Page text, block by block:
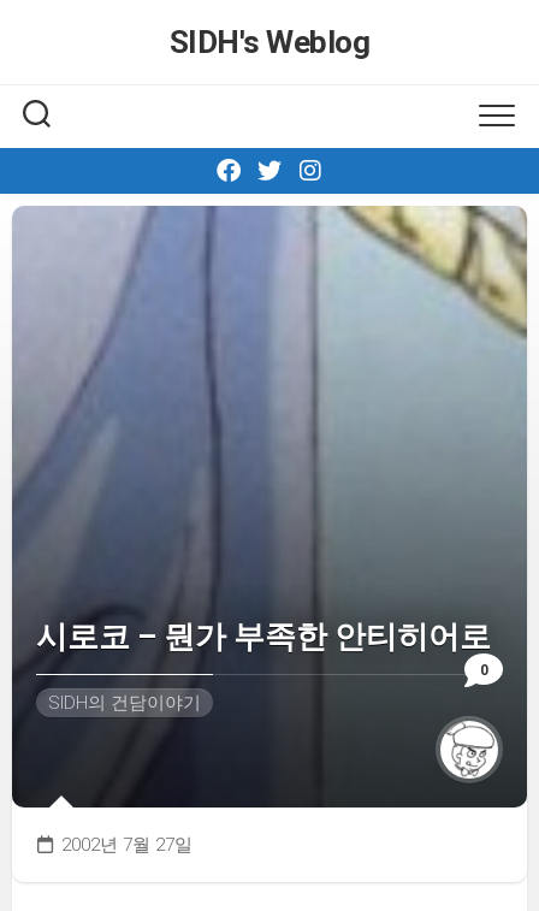
SIDH′s Weblog
0
시로코 – 뭔가 부족한 안티히어로
SIDH의 건담이야기
2002년 7월 27일